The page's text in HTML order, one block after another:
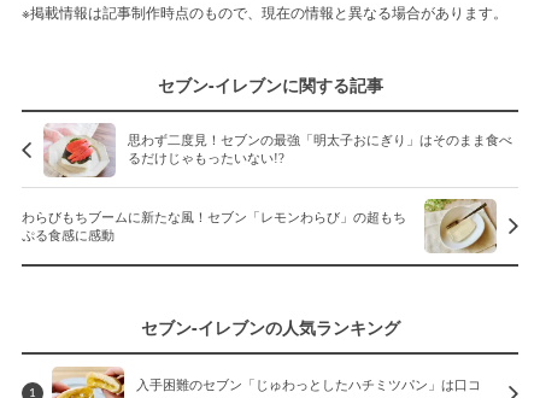
※掲載情報は記事制作時点のもので、現在の情報と異なる場合があります。
セブン-イレブンに関する記事
思わず二度見！セブンの最強「明太子おにぎり」はそのまま食べ
るだけじゃもったいない!?
わらびもちブームに新たな風！セブン「レモンわらび」の超もち
ぷる食感に感動
セブン-イレブンの人気ランキング
1
入手困難のセブン「じゅわっとしたハチミツパン」は口コ